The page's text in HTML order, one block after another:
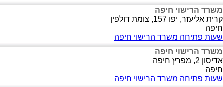
משרד הרישוי חיפה
קרית אליעזר, יפו 157, צומת דולפין
חיפה
שעות פתיחה משרד הרישוי חיפה
משרד הרישוי חיפה
אדיסון 2, מפרץ חיפה
חיפה
שעות פתיחה משרד הרישוי חיפה